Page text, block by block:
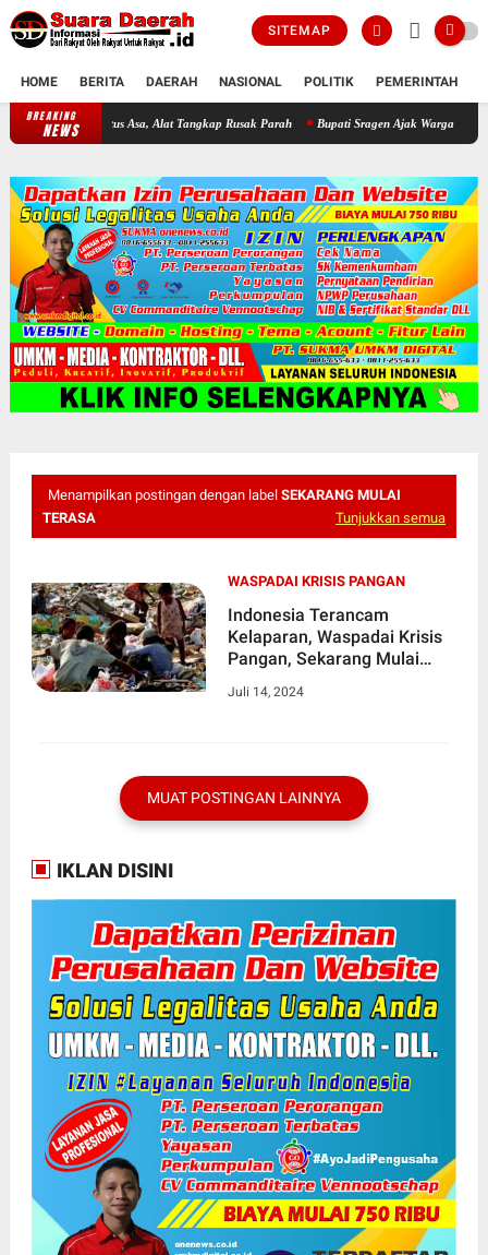
SITEMAP
HOME BERITA DAERAH NASIONAL POLITIK PEMERINTAH
BREAKING
NEWS Darurat WKO! Invasi Ikan Sapu-Sapu Bikin Nelayan Putus Asa, Alat
Menampilkan postingan dengan label SEKARANG MULAI
TERASA
Tunjukkan semua
WASPADAI KRISIS PANGAN
Indonesia Terancam
Kelaparan, Waspadai Krisis
Pangan, Sekarang Mulai
Haryokusumo
Juli 14, 2024
MUAT POSTINGAN LAINNYA
IKLAN DISINI